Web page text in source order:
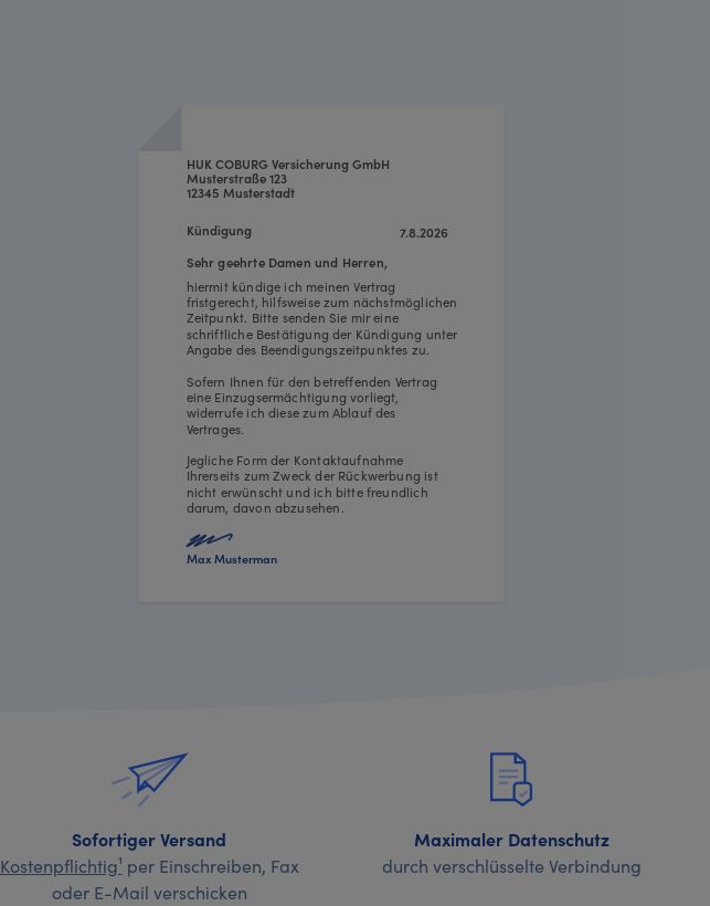
7.8.2026
HUK COBURG Versicherung GmbH
Musterstraße 123
12345 Musterstadt
hiermit kündige ich meinen Vertrag
fristgerecht, hilfsweise zum nächstmöglichen
Zeitpunkt. Bitte senden Sie mir eine
schriftliche Bestätigung der Kündigung unter
Angabe des Beendigungszeitpunktes zu.
Sofern Ihnen für den betreffenden Vertrag
eine Einzugsermächtigung vorliegt,
widerrufe ich diese zum Ablauf des
Vertrages.
Jegliche Form der Kontaktaufnahme
Ihrerseits zum Zweck der Rückwerbung ist
nicht erwünscht und ich bitte freundlich
darum, davon abzusehen.
Sehr geehrte Damen und Herren,
Kündigung
Max Musterman
Sofortiger Versand
Kostenpflichtig¹ per Einschreiben, Fax
oder E-Mail verschicken
Maximaler Datenschutz
durch verschlüsselte Verbindung